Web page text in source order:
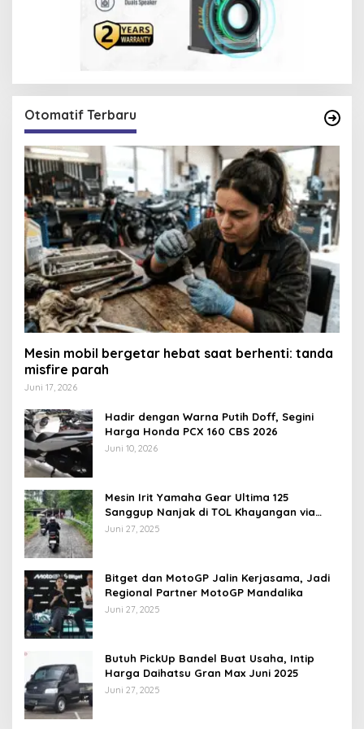
Otomatif Terbaru
Mesin mobil bergetar hebat saat berhenti: tanda
misfire parah
Juni 17, 2026
Hadir dengan Warna Putih Doff, Segini
Harga Honda PCX 160 CBS 2026
Juni 10, 2026
Mesin Irit Yamaha Gear Ultima 125
Sanggup Nanjak di TOL Khayangan via
Krakalan?
Juni 27, 2025
Bitget dan MotoGP Jalin Kerjasama, Jadi
Regional Partner MotoGP Mandalika
Juni 27, 2025
Butuh PickUp Bandel Buat Usaha, Intip
Harga Daihatsu Gran Max Juni 2025
Juni 27, 2025